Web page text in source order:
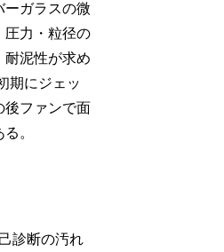
ーガラスの微
圧力・粒径の
耐泥性が求め
期にジェッ
後ファンで面
。
診断の汚れ